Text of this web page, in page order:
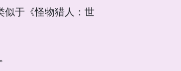
似于《怪物猎人：世